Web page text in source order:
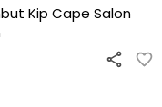
Kip Cape Salon